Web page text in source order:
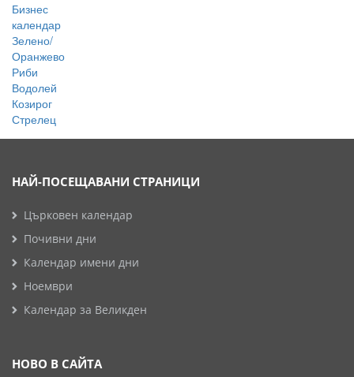
Бизнес
календар
Зелено/
Оранжево
Риби
Водолей
Козирог
Стрелец
НАЙ-ПОСЕЩАВАНИ СТРАНИЦИ
Църковен календар
Почивни дни
Календар имени дни
Ноември
Календар за Великден
НОВО В САЙТА